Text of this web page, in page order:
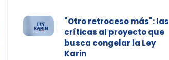
"Otro retroceso más": las
críticas al proyecto que
busca congelar la Ley
Karin